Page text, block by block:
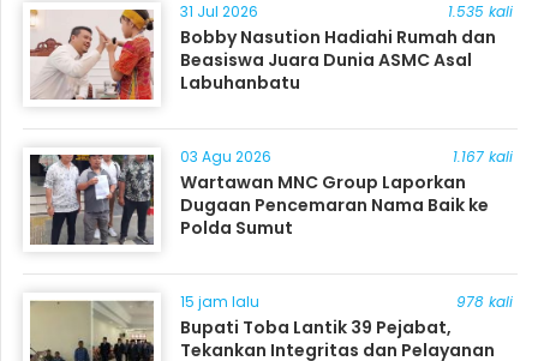
31 Jul 2026 1.535 kali
Bobby Nasution Hadiahi Rumah dan
Beasiswa Juara Dunia ASMC Asal
Labuhanbatu
03 Agu 2026 1.167 kali
Wartawan MNC Group Laporkan
Dugaan Pencemaran Nama Baik ke
Polda Sumut
15 jam lalu 978 kali
Bupati Toba Lantik 39 Pejabat,
Tekankan Integritas dan Pelayanan